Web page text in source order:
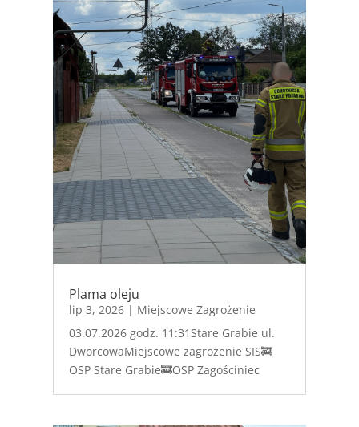
Plama oleju
lip 3, 2026 | Miejscowe Zagrożenie
03.07.2026 godz. 11:31Stare Grabie ul.
DworcowaMiejscowe zagrożenie SIS🚒
OSP Stare Grabie🚒OSP Zagościniec